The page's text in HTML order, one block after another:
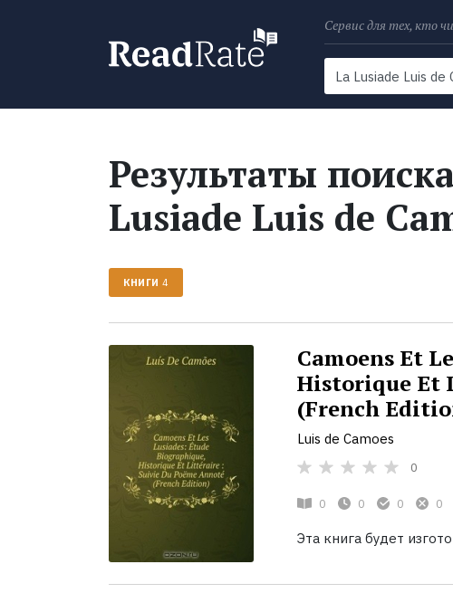
Сервис для тех, кто
Поиск
Новости
Результаты
Lusiade Luis de
КНИГИ 4
Camoens Et
Historique Et
(French
Luis de Camoes
0
0 0 0 0
Эта книга будет